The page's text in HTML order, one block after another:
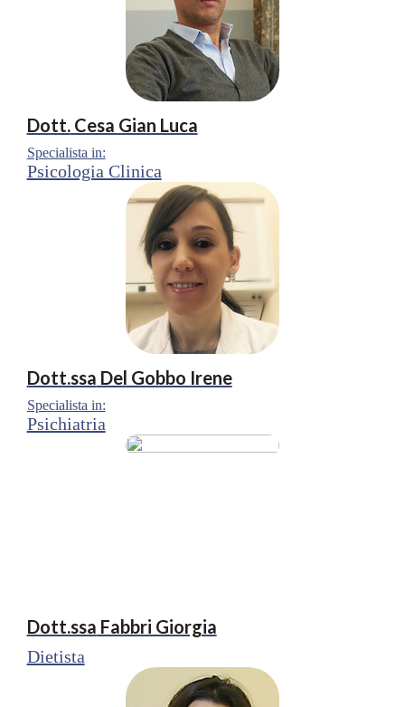
Dott.Cesa Gian Luca
Specialista in:
Psicologia Clinica
Dott.ssa Del Gobbo Irene
Specialista in:
Psichiatria
Dott.ssa Fabbri Giorgia
Dietista